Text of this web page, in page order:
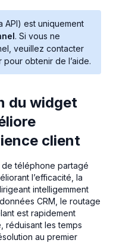
API) est uniquement
. Si vous ne
veuillez contacter
obtenir de l’aide.
du widget
client
de téléphone partagé
l’efficacité, la
intelligemment
CRM, le routage
est rapidement
réduisant les temps
au premier